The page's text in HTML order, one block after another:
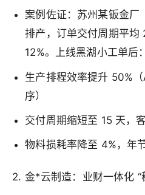
案例佐证：苏州某钣金厂
排产，订单交付周期平均
12%。上线黑湖小工单后：
生产排程效率提升 50%
序）
交付周期缩短至 15 天，
物料损耗率降至 4%，年
2. 金*云制造：业财一体化 “